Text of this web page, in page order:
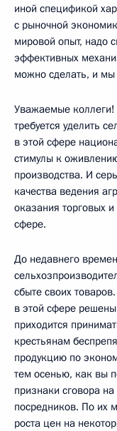
иной спецификой
с рыночной
мировой опыт, надо
эффективных
можно сделать, и мы
Уважаемые
требуется уделить
в этой сфере
стимулы к
производства. И
качества ведения
оказания торговых и
сфере.
До недавнего
сбыте своих
в этой сфере
приходится
крестьянам
продукцию по
тем осенью, как вы
признаки сговора
посредников. По их
роста цен на